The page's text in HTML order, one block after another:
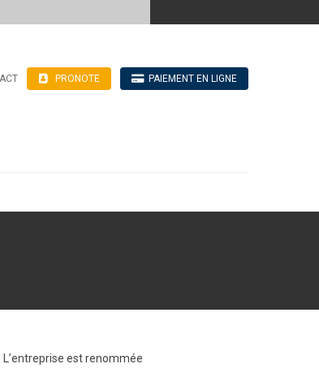
PRONOTE PAIEMENT EN LIGNE
est renommée